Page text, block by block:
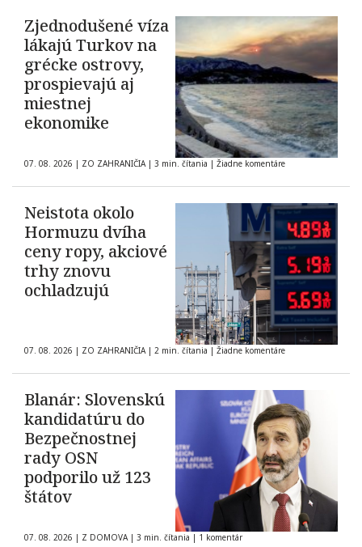
Zjednodušené víza
lákajú Turkov na
grécke ostrovy,
prospievajú aj
miestnej
ekonomike
07. 08. 2026 | ZO ZAHRANIČIA | 3 min. čítania | Žiadne komentáre
Neistota okolo
Hormuzu dvíha
ceny ropy, akciové
trhy znovu
ochladzujú
07. 08. 2026 | ZO ZAHRANIČIA | 2 min. čítania | Žiadne komentáre
Blanár: Slovenskú
kandidatúru do
Bezpečnostnej
rady OSN
podporilo už 123
štátov
07. 08. 2026 | Z DOMOVA | 3 min. čítania | 1 komentár